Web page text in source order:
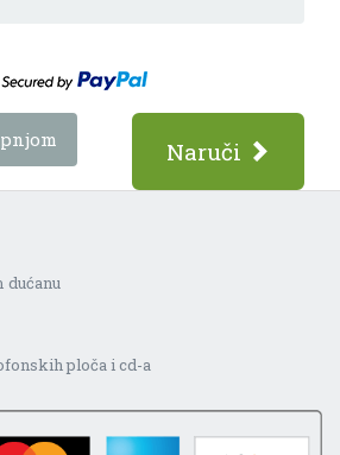
Naruči
dućanu
ploča i cd-a